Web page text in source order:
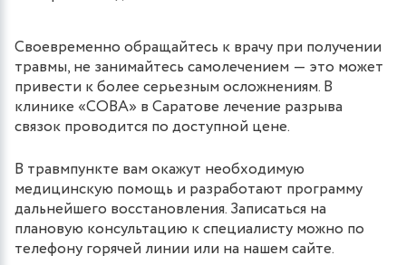
Своевременно обращайтесь к врачу при получении
травмы, не занимайтесь самолечением ― это может
привести к более серьезным осложнениям. В
клинике «СОВА» в Саратове лечение разрыва
связок проводится по доступной цене.
В травмпункте вам окажут необходимую
медицинскую помощь и разработают программу
дальнейшего восстановления. Записаться на
плановую консультацию к специалисту можно по
телефону горячей линии или на нашем сайте.